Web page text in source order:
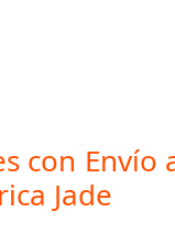
con Envío
Jade